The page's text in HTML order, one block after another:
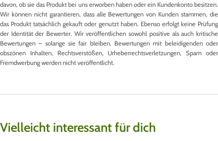
davon, ob sie das Produkt bei uns erworben haben oder ein Kundenkonto besitzen.
Wir können nicht garantieren, dass alle Bewertungen von Kunden stammen, die
das Produkt tatsächlich gekauft oder genutzt haben. Ebenso erfolgt keine Prüfung
der Identität der Bewerter. Wir veröffentlichen sowohl positive als auch kritische
Bewertungen – solange sie fair bleiben. Bewertungen mit beleidigenden oder
obszönen Inhalten, Rechtsverstößen, Urheberrechtsverletzungen, Spam oder
Fremdwerbung werden nicht veröffentlicht.
Vielleicht interessant für dich